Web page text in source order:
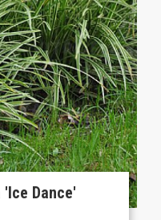
Dance'